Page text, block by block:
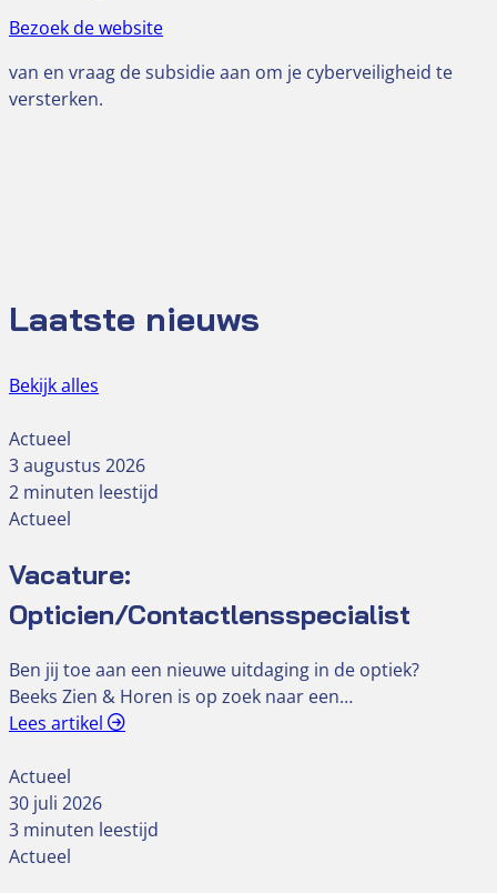
Bezoek de website
van en vraag de subsidie aan om je cyberveiligheid te
versterken.
Laatste nieuws
Bekijk alles
Actueel
3 augustus 2026
2 minuten leestijd
Actueel
Vacature:
Opticien/Contactlensspecialist
Ben jij toe aan een nieuwe uitdaging in de optiek?
Beeks Zien & Horen is op zoek naar een…
Lees artikel
Actueel
30 juli 2026
3 minuten leestijd
Actueel